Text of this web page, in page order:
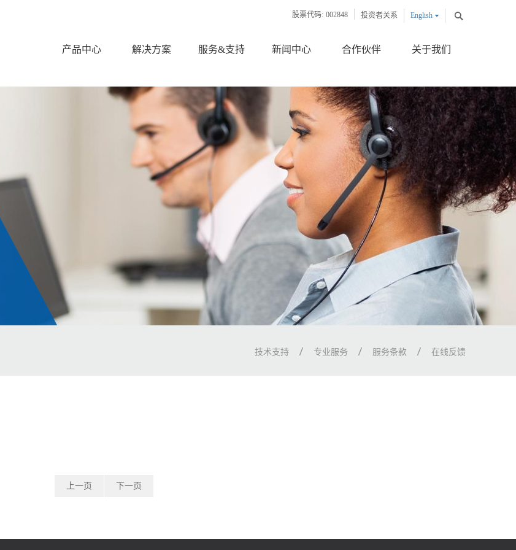
English
投资者关系
股票代码: 002848
产品中心 解决方案 服务&支持 新闻中心 合作伙伴 关于我们
技术支持 专业服务 服务条款 在线反馈
上一页 下一页